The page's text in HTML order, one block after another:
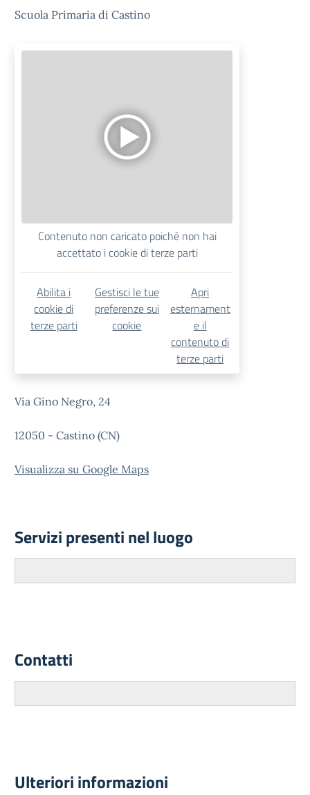
Scuola Primaria di Castino
Contenuto non caricato poiché non hai
accettato i cookie di terze parti
Abilita i
cookie di
terze parti
Gestisci le tue
preferenze sui
cookie
Apri
esternament
e il
contenuto di
terze parti
Via Gino Negro, 24
12050 - Castino (CN)
Visualizza su Google Maps
Servizi presenti nel luogo
Contatti
Ulteriori informazioni